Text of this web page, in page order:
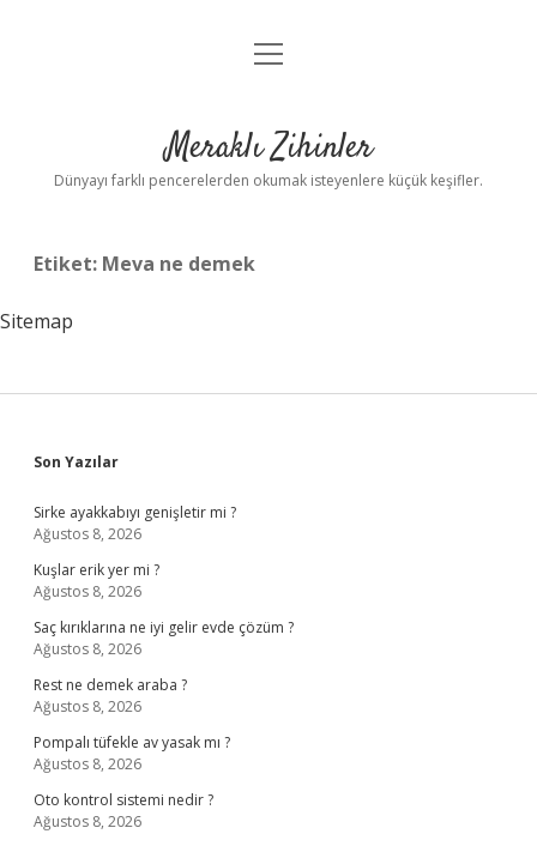
Anasayfa
Yasal Uyarı
menüyü
Meraklı Zihinler
Dünyayı farklı pencerelerden okumak isteyenlere küçük keşifler.
Etiket: Meva ne demek
Sitemap
Sidebar
Son Yazılar
Sirke ayakkabıyı genişletir mi ?
Ağustos 8, 2026
Kuşlar erik yer mi ?
Ağustos 8, 2026
Saç kırıklarına ne iyi gelir evde çözüm ?
Ağustos 8, 2026
Rest ne demek araba ?
Ağustos 8, 2026
Pompalı tüfekle av yasak mı ?
Ağustos 8, 2026
Oto kontrol sistemi nedir ?
Ağustos 8, 2026